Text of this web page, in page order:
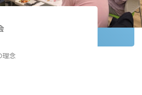
理念